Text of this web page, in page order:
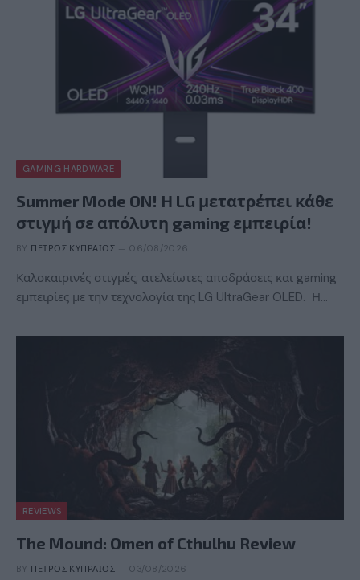
GAMING HARDWARE
Summer Mode ON! Η LG μετατρέπει κάθε
στιγμή σε απόλυτη gaming εμπειρία!
BY ΠΈΤΡΟΣ ΚΥΠΡΑΊΟΣ 06/08/2026
Καλοκαιρινές στιγμές, ατελείωτες αποδράσεις και gaming
εμπειρίες με την τεχνολογία της LG UltraGear OLED. Η…
REVIEWS
The Mound: Omen of Cthulhu Review
BY ΠΈΤΡΟΣ ΚΥΠΡΑΊΟΣ 03/08/2026